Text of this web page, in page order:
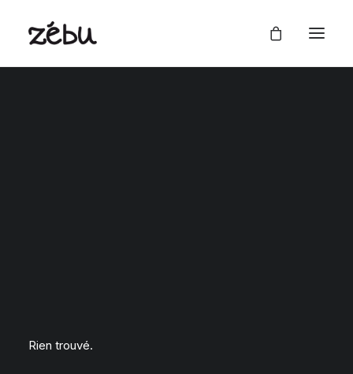
Rien trouvé.